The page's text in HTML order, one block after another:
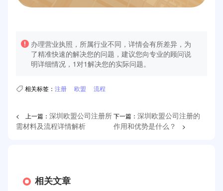
办理营业执照，所属行业不同，详情会有所差异，为
了精准快速的解决您的问题，建议您向专业的顾问说
明详细情况，1对1解决您的实际问题。
相关标签： 注册 欧盟 流程
< 上一篇： 深圳欧盟公司注册所
需材料及流程详情解析
下一篇：深圳欧盟公司注册的
作用和优势是什么？
>
相关文章